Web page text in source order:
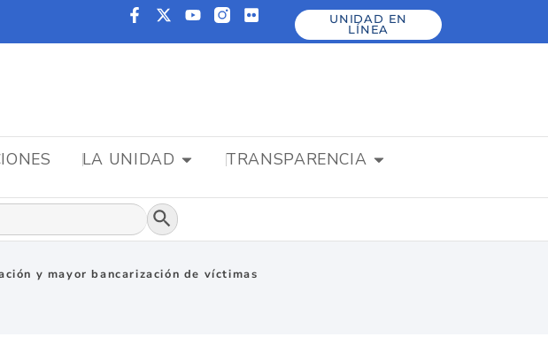
UNIDAD EN
LÍNEA
LA UNIDAD TRANSPARENCIA
Botón de búsqueda
y mayor bancarización de víctimas